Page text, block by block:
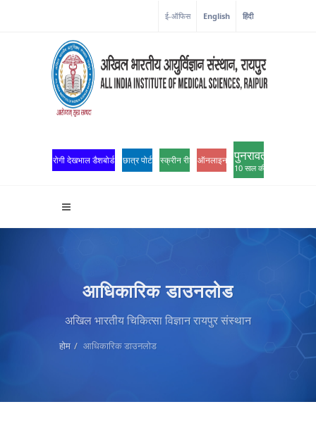
ई-ऑफिस English हिंदी
रोगी देखभाल डैशबोर्ड छात्र पोर्टल स्क्रीन रीडर एक्सेसऑनलाइन ओपीडी पंजीकरण
पुनरावर्तन
10 साल की उत्कृष्टता
आधिकारिक डाउनलोड
अखिल भारतीय चिकित्सा विज्ञान रायपुर संस्थान
होम आधिकारिक डाउनलोड